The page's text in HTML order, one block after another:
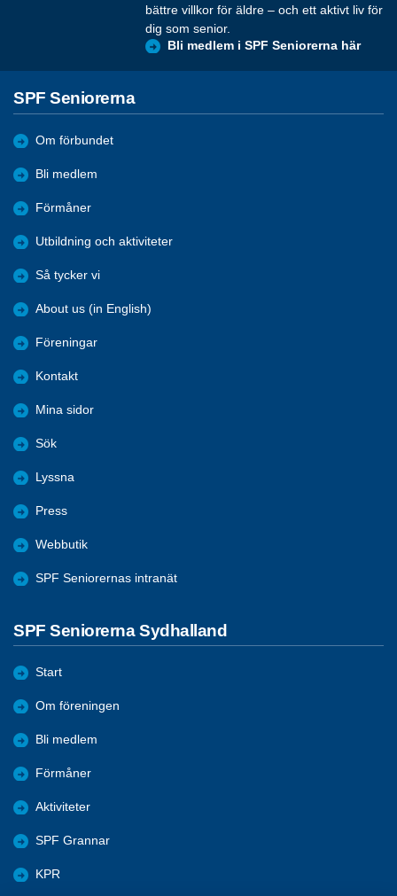
bättre villkor för äldre – och ett aktivt liv för
dig som senior.
Bli medlem i SPF Seniorerna här
SPF Seniorerna
Om förbundet
Bli medlem
Förmåner
Utbildning och aktiviteter
Så tycker vi
About us (in English)
Föreningar
Kontakt
Mina sidor
Sök
Lyssna
Press
Webbutik
SPF Seniorernas intranät
SPF Seniorerna Sydhalland
Start
Om föreningen
Bli medlem
Förmåner
Aktiviteter
SPF Grannar
KPR